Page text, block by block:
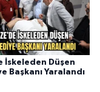
İskeleden Düşen
Başkanı Yaralandı